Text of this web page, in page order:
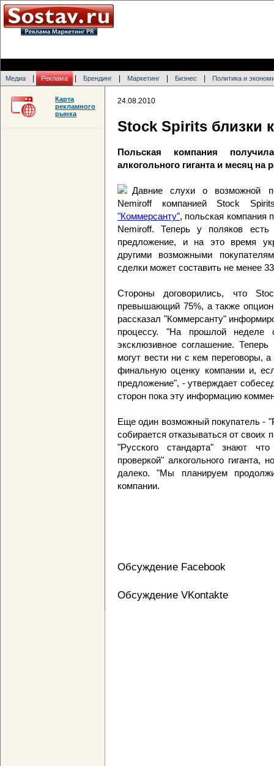
Медиа Реклама Брендинг Маркетинг Бизнес Политика и
24.08.2010
Stock Spirits близки
Польская компания
алкогольного гиганта и месяц на
Давние слухи о возможной
Nemiroff компанией Stock
"Коммерсанту", польская компания
Nemiroff. Теперь у поляков
предложение, и на это время
другими возможными
сделки может составить не менее
Стороны договорились, что
превышающий 75%, а также
рассказал "Коммерсанту"
процессу. "На прошлой неделе
эксклюзивное соглашение.
могут вести ни с кем переговоры,
финальную оценку компании и,
предложение", - утверждает
сторон пока эту информацию
Еще один возможный покупатель -
собирается отказываться от
"Русского стандарта" знают
проверкой" алкогольного
далеко. "Мы планируем
компании.
Обсуждение Facebook
Обсуждение VKontakte
Карта
рекламного
рынка